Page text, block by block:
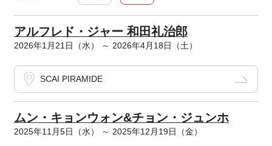
アルフレド・ジャー 和田礼治郎
2026年1月21日（水） ～ 2026年4月18日（土）
SCAI PIRAMIDE
ムン・キョンウォン&チョン・ジュンホ
2025年11月5日（水） ～ 2025年12月19日（金）